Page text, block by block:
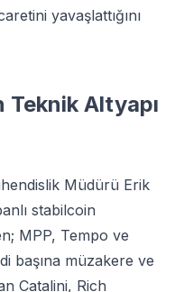
yavaşlattığını
Altyapı
Müdürü Erik
stabilcoin
MPP, Tempo ve
başına müzakere ve
Catalini, Rich